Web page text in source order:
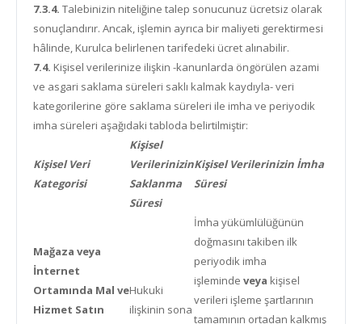
7.3.4. Talebinizin niteliğine talep sonucunuz ücretsiz olarak
sonuçlandırır. Ancak, işlemin ayrıca bir maliyeti gerektirmesi
hâlinde, Kurulca belirlenen tarifedeki ücret alınabilir.
7.4. Kişisel verilerinize ilişkin -kanunlarda öngörülen azami
ve asgari saklama süreleri saklı kalmak kaydıyla- veri
kategorilerine göre saklama süreleri ile imha ve periyodik
imha süreleri aşağıdaki tabloda belirtilmiştir:
Kişisel Veri
Kategorisi
Kişisel
Verilerinizin
Saklanma
Süresi
Kişisel Verilerinizin İmha
Süresi
Mağaza veya
İnternet
Ortamında Mal ve
Hizmet Satın
Hukuki
ilişkinin sona
İmha yükümlülüğünün
doğmasını takiben ilk
periyodik imha
işleminde veya kişisel
verileri işleme şartlarının
tamamının ortadan kalkmış